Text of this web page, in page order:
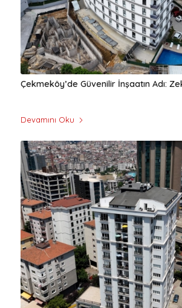
Çekmeköy’de Güvenilir İnşaatın Adı:
Devamını Oku